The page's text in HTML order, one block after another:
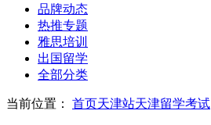
品牌动态
热推专题
雅思培训
出国留学
全部分类
当前位置： 首页天津站天津留学考试